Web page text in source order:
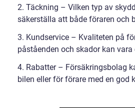
2. Täckning – Vilken typ av
säkerställa att både föraren och
3. Kundservice – Kvaliteten på
påståenden och skador kan
4. Rabatter – Försäkringsbolag
bilen eller för förare med en god